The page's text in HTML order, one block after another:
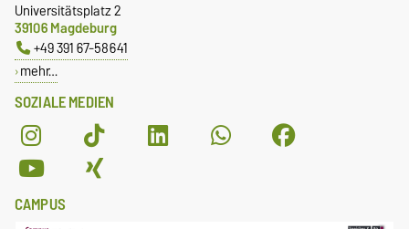
SOZIALE MEDIEN
Universitätsplatz 2
39106 Magdeburg
+49 391 67-58641
mehr…
CAMPUS